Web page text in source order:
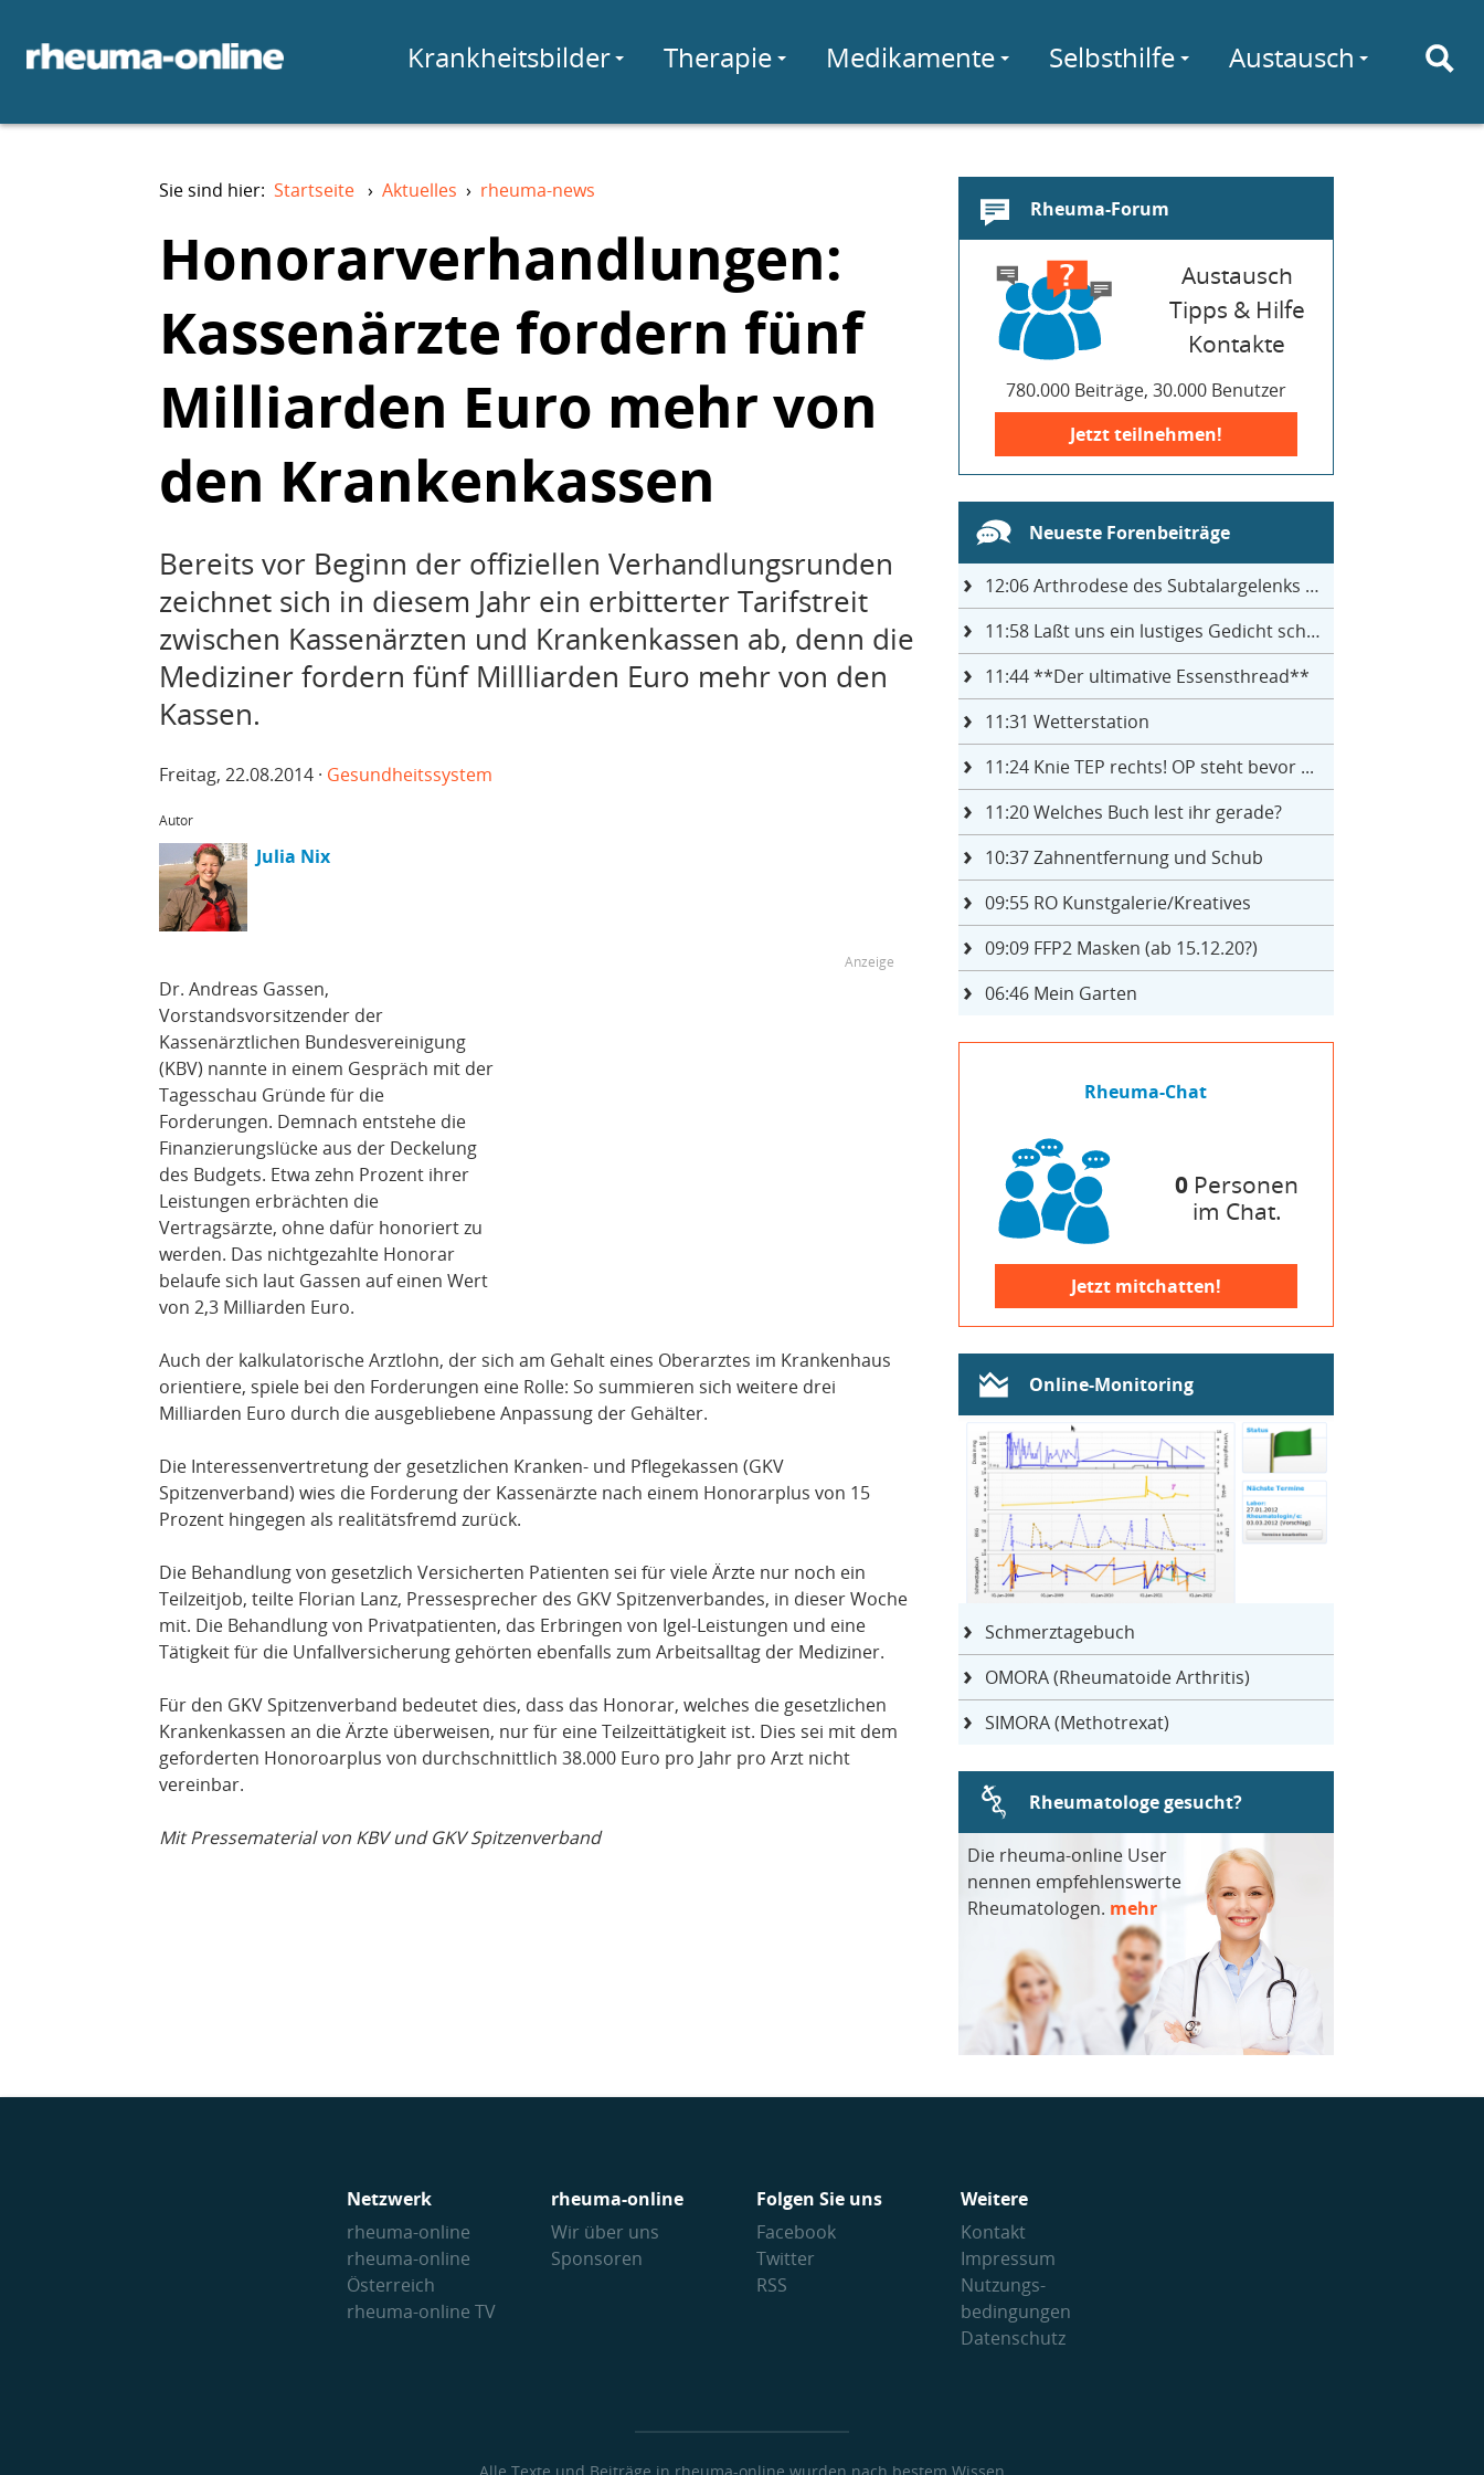
Krankheitsbilder Therapie Medikamente Selbsthilfe Austausch
Sie sind hier: Startseite › Aktuelles › rheuma-news
Honorarverhandlungen:
Kassenärzte fordern fünf
Milliarden Euro mehr von
den Krankenkassen
Bereits vor Beginn der offiziellen Verhandlungsrunden
zeichnet sich in diesem Jahr ein erbitterter Tarifstreit
zwischen Kassenärzten und Krankenkassen ab, denn die
Mediziner fordern fünf Millliarden Euro mehr von den
Kassen.
Freitag, 22.08.2014 · Gesundheitssystem
Autor
Julia Nix
Dr. Andreas Gassen,
Vorstandsvorsitzender der
Kassenärztlichen Bundesvereinigung
(KBV) nannte in einem Gespräch mit der
Tagesschau Gründe für die
Forderungen. Demnach entstehe die
Finanzierungslücke aus der Deckelung
des Budgets. Etwa zehn Prozent ihrer
Leistungen erbrächten die
Vertragsärzte, ohne dafür honoriert zu
werden. Das nichtgezahlte Honorar
belaufe sich laut Gassen auf einen Wert
von 2,3 Milliarden Euro.
Auch der kalkulatorische Arztlohn, der sich am Gehalt eines Oberarztes im Krankenhaus
orientiere, spiele bei den Forderungen eine Rolle: So summieren sich weitere drei
Milliarden Euro durch die ausgebliebene Anpassung der Gehälter.
Die Interessenvertretung der gesetzlichen Kranken- und Pflegekassen (GKV
Spitzenverband) wies die Forderung der Kassenärzte nach einem Honorarplus von 15
Prozent hingegen als realitätsfremd zurück.
Die Behandlung von gesetzlich Versicherten Patienten sei für viele Ärzte nur noch ein
Teilzeitjob, teilte Florian Lanz, Pressesprecher des GKV Spitzenverbandes, in dieser Woche
mit. Die Behandlung von Privatpatienten, das Erbringen von Igel-Leistungen und eine
Tätigkeit für die Unfallversicherung gehörten ebenfalls zum Arbeitsalltag der Mediziner.
Für den GKV Spitzenverband bedeutet dies, dass das Honorar, welches die gesetzlichen
Krankenkassen an die Ärzte überweisen, nur für eine Teilzeittätigkeit ist. Dies sei mit dem
geforderten Honoroarplus von durchschnittlich 38.000 Euro pro Jahr pro Arzt nicht
vereinbar.
Mit Pressematerial von KBV und GKV Spitzenverband
Rheuma-Forum
Austausch
Tipps & Hilfe
Kontakte
780.000 Beiträge, 30.000 Benutzer
Jetzt teilnehmen!
Neueste Forenbeiträge
12:06Arthrodese des Subtalargelenks mit 27
11:58Laßt uns ein lustiges Gedicht schreiben- jeder einen Satz
11:44**Der ultimative Essensthread**
11:31 Wetterstation
11:24Knie TEP rechts! OP steht bevor ...
11:20Welches Buch lest ihr gerade?
10:37Zahnentfernung und Schub
09:55RO Kunstgalerie/Kreatives
09:09FFP2 Masken (ab 15.12.20?)
06:46Mein Garten
Rheuma-Chat
0 Personen
im Chat.
Jetzt mitchatten!
Online-Monitoring
Schmerztagebuch
OMORA (Rheumatoide Arthritis)
SIMORA (Methotrexat)
Rheumatologe gesucht?
Die rheuma-online User
nennen empfehlenswerte
Rheumatologen. mehr
Netzwerk
rheuma-online
rheuma-online
Österreich
rheuma-online TV
rheuma-online
Wir über uns
Sponsoren
Folgen Sie uns
Facebook
Twitter
RSS
Weitere
Kontakt
Impressum
Nutzungs­
bedingungen
Datenschutz